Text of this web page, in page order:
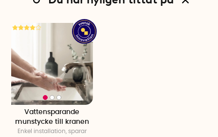
Vattensparande
munstycke till kranen
Enkel installation, sparar